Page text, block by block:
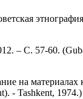
С. 57-60.
на
- Tashkent, 1974.)